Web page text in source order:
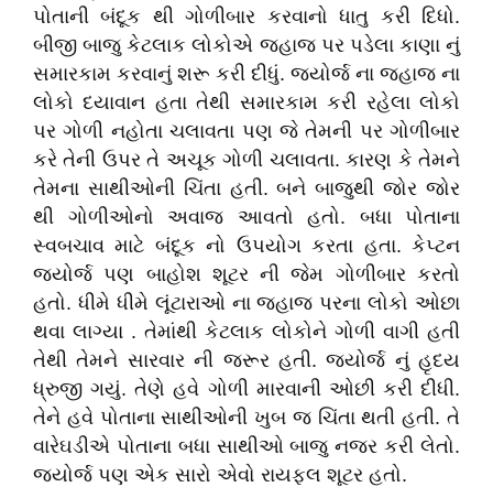
પોતાની બંદૂક થી ગોળીબાર કરવાનો ધાતુ કરી દિધો.
બીજી બાજુ કેટલાક લોકોએ જહાજ પર પડેલા કાણા નું
સમારકામ કરવાનું શરૂ કરી દીધું. જ્યોર્જ ના જહાજ ના
લોકો દયાવાન હતા તેથી સમારકામ કરી રહેલા લોકો
પર ગોળી નહોતા ચલાવતા પણ જે તેમની પર ગોળીબાર
કરે તેની ઉપર તે અચૂક ગોળી ચલાવતા. કારણ કે તેમને
તેમના સાથીઓની ચિંતા હતી. બને બાજુથી જોર જોર
થી ગોળીઓનો અવાજ આવતો હતો. બધા પોતાના
સ્વબચાવ માટે બંદૂક નો ઉપયોગ કરતા હતા. કેપ્ટન
જ્યોર્જ પણ બાહોશ શૂટર ની જેમ ગોળીબાર કરતો
હતો. ધીમે ધીમે લૂંટારાઓ ના જહાજ પરના લોકો ઓછા
થવા લાગ્યા . તેમાંથી કેટલાક લોકોને ગોળી વાગી હતી
તેથી તેમને સારવાર ની જરૂર હતી. જ્યોર્જ નું હૃદય
ધ્રુજી ગયું. તેણે હવે ગોળી મારવાની ઓછી કરી દીધી.
તેને હવે પોતાના સાથીઓની ખુબ જ ચિંતા થતી હતી. તે
વારેઘડીએ પોતાના બધા સાથીઓ બાજુ નજર કરી લેતો.
જ્યોર્જ પણ એક સારો એવો રાયફલ શૂટર હતો.